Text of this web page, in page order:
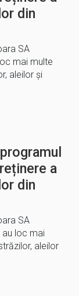
din
SA
mai multe
aleilor și
a
din
SA
loc mai
aleilor